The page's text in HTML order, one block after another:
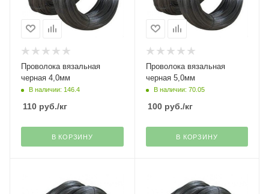
Проволока вязальная
черная 4,0мм
В наличии: 146.4
110 руб./кг
В КОРЗИНУ
Проволока вязальная
черная 5,0мм
В наличии: 70.05
100руб./кг
В КОРЗИНУ